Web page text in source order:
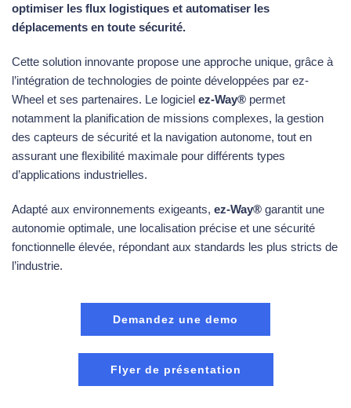
optimiser les flux logistiques et automatiser les
déplacements en toute sécurité.
Cette solution innovante propose une approche unique, grâce à
l’intégration de technologies de pointe développées par ez-
Wheel et ses partenaires. Le logiciel ez-Way® permet
notamment la planification de missions complexes, la gestion
des capteurs de sécurité et la navigation autonome, tout en
assurant une flexibilité maximale pour différents types
d’applications industrielles.
Adapté aux environnements exigeants, ez-Way® garantit une
autonomie optimale, une localisation précise et une sécurité
fonctionnelle élevée, répondant aux standards les plus stricts de
l’industrie.
Demandez une demo
Flyer de présentation